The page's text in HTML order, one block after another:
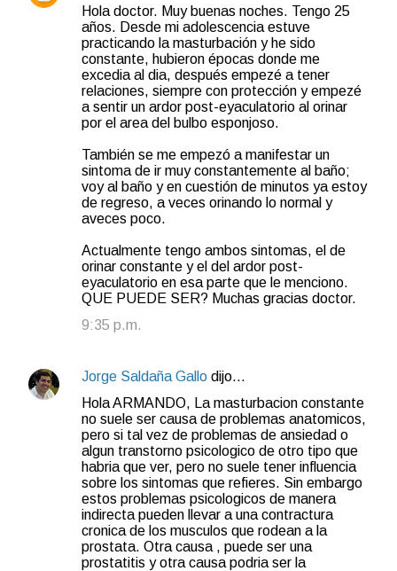
Hola doctor. Muy buenas noches. Tengo 25
años. Desde mi adolescencia estuve
practicando la masturbación y he sido
constante, hubieron épocas donde me
excedia al dia, después empezé a tener
relaciones, siempre con protección y empezé
a sentir un ardor post-eyaculatorio al orinar
por el area del bulbo esponjoso.
También se me empezó a manifestar un
sintoma de ir muy constantemente al baño;
voy al baño y en cuestión de minutos ya estoy
de regreso, a veces orinando lo normal y
aveces poco.
Actualmente tengo ambos sintomas, el de
orinar constante y el del ardor post-
eyaculatorio en esa parte que le menciono.
QUE PUEDE SER? Muchas gracias doctor.
9:35 p.m.
Jorge Saldaña Gallo dijo…
Hola ARMANDO, La masturbacion constante
no suele ser causa de problemas anatomicos,
pero si tal vez de problemas de ansiedad o
algun transtorno psicologico de otro tipo que
habria que ver, pero no suele tener influencia
sobre los sintomas que refieres. Sin embargo
estos problemas psicologicos de manera
indirecta pueden llevar a una contractura
cronica de los musculos que rodean a la
prostata. Otra causa , puede ser una
prostatitis y otra causa podria ser la